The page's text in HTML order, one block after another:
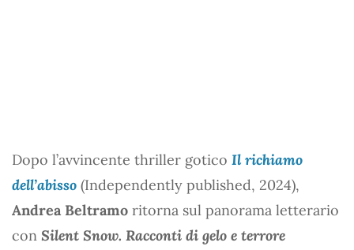
Dopo l’avvincente thriller gotico Il richiamo
dell’abisso (Independently published, 2024),
Andrea Beltramo ritorna sul panorama letterario
con Silent Snow. Racconti di gelo e terrore